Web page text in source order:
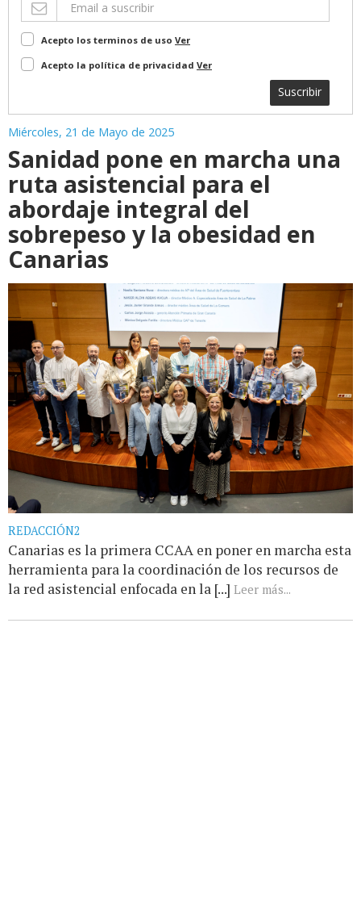
Acepto los terminos de uso Ver
Acepto la política de privacidad Ver
Suscribir
Miércoles, 21 de Mayo de 2025
Sanidad pone en marcha una
ruta asistencial para el
abordaje integral del
sobrepeso y la obesidad en
Canarias
REDACCIÓN2
Canarias es la primera CCAA en poner en marcha esta
herramienta para la coordinación de los recursos de
la red asistencial enfocada en la [...] Leer más...